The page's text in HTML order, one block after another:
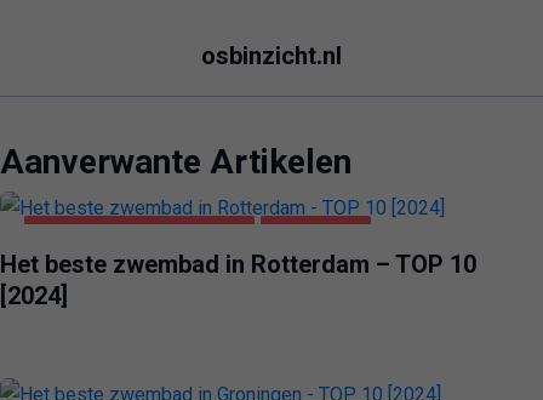
osbinzicht.nl
Aanverwante Artikelen
Het beste zwembad in Rotterdam – TOP 10
[2024]